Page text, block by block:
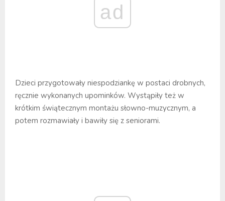
ad
Dzieci przygotowały niespodziankę w postaci drobnych,
ręcznie wykonanych upominków. Wystąpiły też w
krótkim świątecznym montażu słowno-muzycznym, a
potem rozmawiały i bawiły się z seniorami.